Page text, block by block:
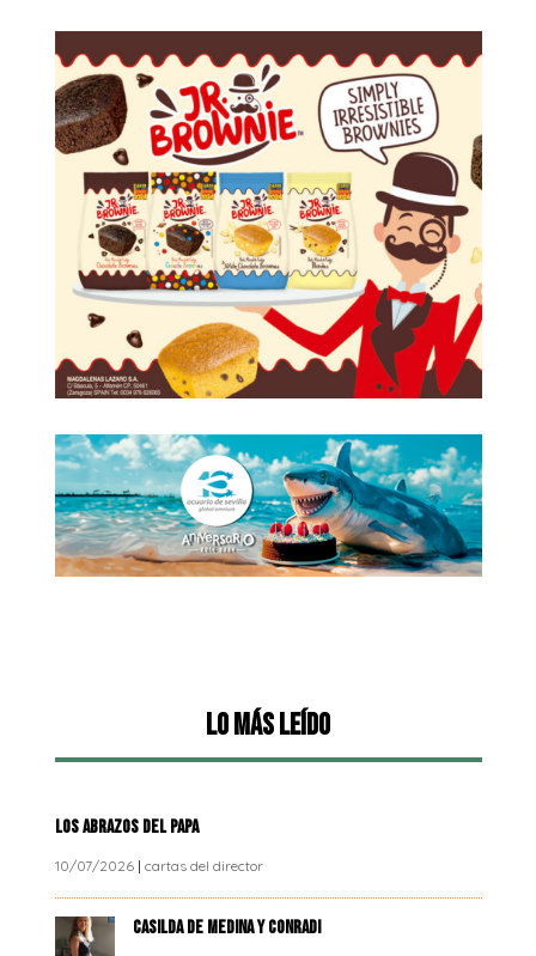
Lo más leído
LOS ABRAZOS DEL PAPA
10/07/2026| cartas del director
CASILDA DE MEDINA Y CONRADI